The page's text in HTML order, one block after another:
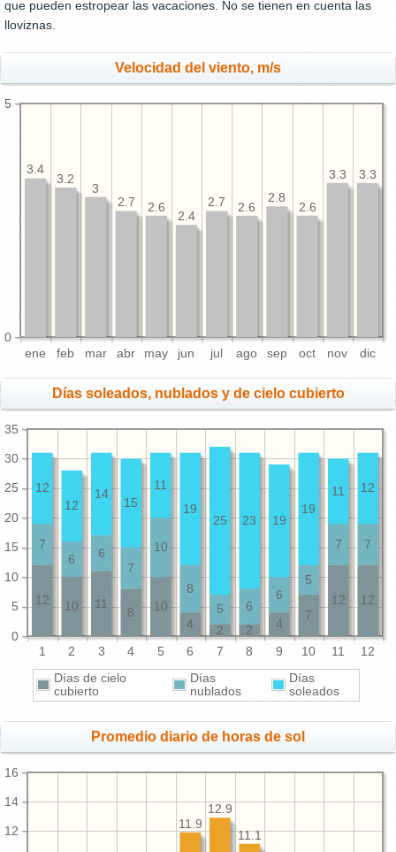
que pueden estropear las vacaciones. No se tienen en cuenta las
lloviznas.
Velocidad del viento, m/s
ene feb mar abr may jun jul ago sep oct nov dic
0
5
3.3
3.3
2.6
2.8
2.6
2.7
2.4
2.6
2.7
3
3.2
3.4
Días soleados, nublados y de cielo cubierto
1 2 3 4 5 6 7 8 9 10 11 12
0
5
10
15
20
25
30
35
12
12
7
4
2
2
4
10
8
11
10
12
7
7
5
6
6
5
8
10
7
6
6
7
12
11
19
19
23
25
19
11
15
14
12
12
Días de cielo
cubierto
Días
nublados
Días
soleados
Promedio diario de horas de sol
12
14
16
11.1
12.9
11.9